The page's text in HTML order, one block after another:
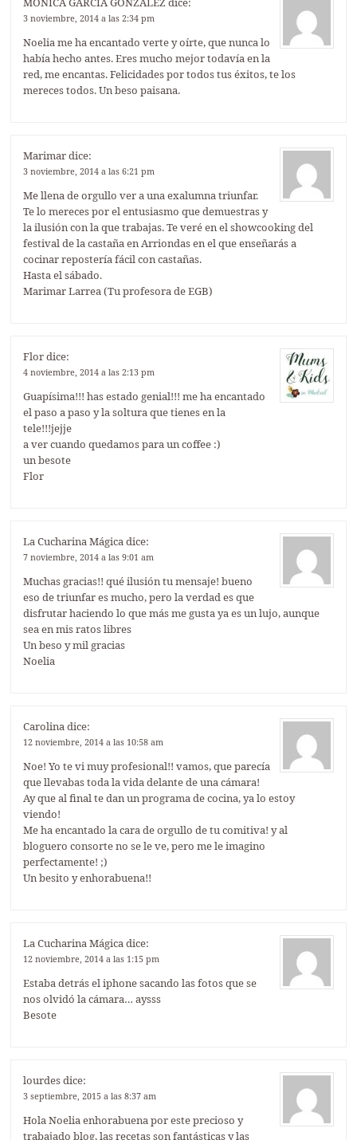
3 noviembre, 2014 a las 2:34 pm
Noelia me ha encantado verte y oírte, que nunca lo
había hecho antes. Eres mucho mejor todavía en la
red, me encantas. Felicidades por todos tus éxitos, te los
mereces todos. Un beso paisana.
Marimardice:
3 noviembre, 2014 a las 6:21 pm
Me llena de orgullo ver a una exalumna triunfar.
Te lo mereces por el entusiasmo que demuestras y
la ilusión con la que trabajas. Te veré en el showcooking del
festival de la castaña en Arriondas en el que enseñarás a
cocinar repostería fácil con castañas.
Hasta el sábado.
Marimar Larrea (Tu profesora de EGB)
Flordice:
4 noviembre, 2014 a las 2:13 pm
Guapísima!!! has estado genial!!! me ha encantado
el paso a paso y la soltura que tienes en la
tele!!!jejje
a ver cuando quedamos para un coffee :)
un besote
Flor
La Cucharina Mágicadice:
7 noviembre, 2014 a las 9:01 am
Muchas gracias!! qué ilusión tu mensaje! bueno
eso de triunfar es mucho, pero la verdad es que
disfrutar haciendo lo que más me gusta ya es un lujo, aunque
sea en mis ratos libres
Un beso y mil gracias
Noelia
Carolinadice:
12 noviembre, 2014 a las 10:58 am
Noe! Yo te vi muy profesional!! vamos, que parecía
que llevabas toda la vida delante de una cámara!
Ay que al final te dan un programa de cocina, ya lo estoy
viendo!
Me ha encantado la cara de orgullo de tu comitiva! y al
bloguero consorte no se le ve, pero me le imagino
perfectamente! ;)
Un besito y enhorabuena!!
La Cucharina Mágicadice:
12 noviembre, 2014 a las 1:15 pm
Estaba detrás el iphone sacando las fotos que se
nos olvidó la cámara… aysss
Besote
lourdesdice:
3 septiembre, 2015 a las 8:37 am
Hola Noelia enhorabuena por este precioso y
trabajado blog, las recetas son fantásticas y las